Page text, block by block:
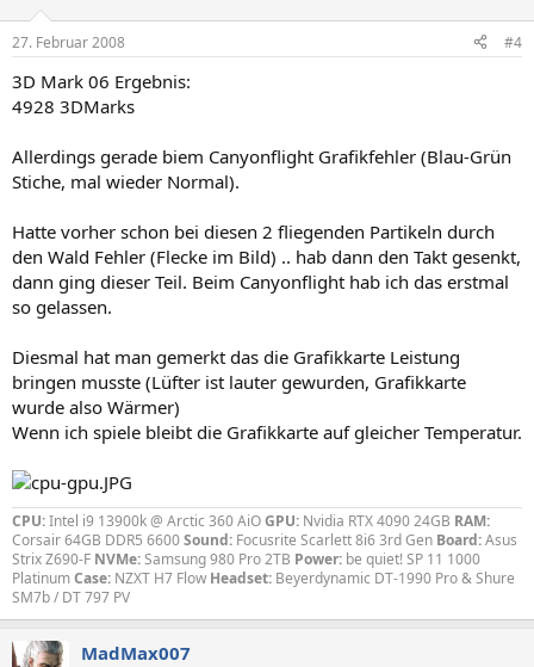
27. Februar 2008 #4
3D Mark 06 Ergebnis:
4928 3DMarks
Allerdings gerade biem Canyonflight Grafikfehler (Blau-Grün
Stiche, mal wieder Normal).
Hatte vorher schon bei diesen 2 fliegenden Partikeln durch
den Wald Fehler (Flecke im Bild) .. hab dann den Takt gesenkt,
dann ging dieser Teil. Beim Canyonflight hab ich das erstmal
so gelassen.
Diesmal hat man gemerkt das die Grafikkarte Leistung
bringen musste (Lüfter ist lauter gewurden, Grafikkarte
wurde also Wärmer)
Wenn ich spiele bleibt die Grafikkarte auf gleicher Temperatur.
CPU:Intel i9 13900k @ Arctic 360 AiOGPU: Nvidia RTX 4090 24GB RAM:
Corsair 64GB DDR5 6600Sound: Focusrite Scarlett 8i6 3rd Gen Board:Asus
Strix Z690-F NVMe:Samsung 980 Pro 2TB Power: be quiet! SP 11 1000
PlatinumCase: NZXT H7 Flow Headset: Beyerdynamic DT-1990 Pro & Shure
SM7b / DT 797 PV
MadMax007